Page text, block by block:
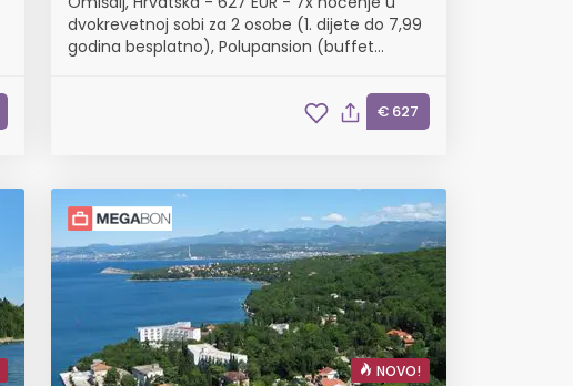
dvokrevetnoj sobi za 2 osobe (1. dijete do 7,99
godina besplatno), Polupansion (buffet
€ 627
NOVO!